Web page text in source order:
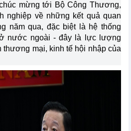
mừng tới Bộ Công Thương,
nghiệp về những kết quả quan
năm qua, đặc biệt là hệ thống
nước ngoài - đây là lực lượng
thương mại, kinh tế hội nhập của